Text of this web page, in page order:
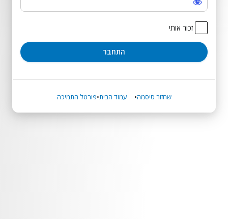
זכור אותי
שחזור סיסמה עמוד הבית פורטל התמיכה